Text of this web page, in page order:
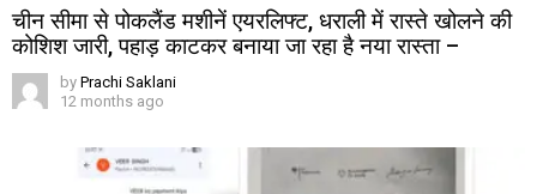
चीन सीमा से पोकलैंड मशीनें एयरलिफ्ट, धराली में रास्ते खोलने की
कोशिश जारी, पहाड़ काटकर बनाया जा रहा है नया रास्ता –
by Prachi Saklani
12 months ago